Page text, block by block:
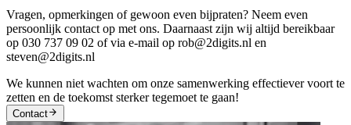
Vragen, opmerkingen of gewoon even bijpraten? Neem even
persoonlijk contact op met ons. Daarnaast zijn wij altijd bereikbaar
op 030 737 09 02 of via e-mail op rob@2digits.nl en
steven@2digits.nl
We kunnen niet wachten om onze samenwerking effectiever voort te
zetten en de toekomst sterker tegemoet te gaan!
Contact